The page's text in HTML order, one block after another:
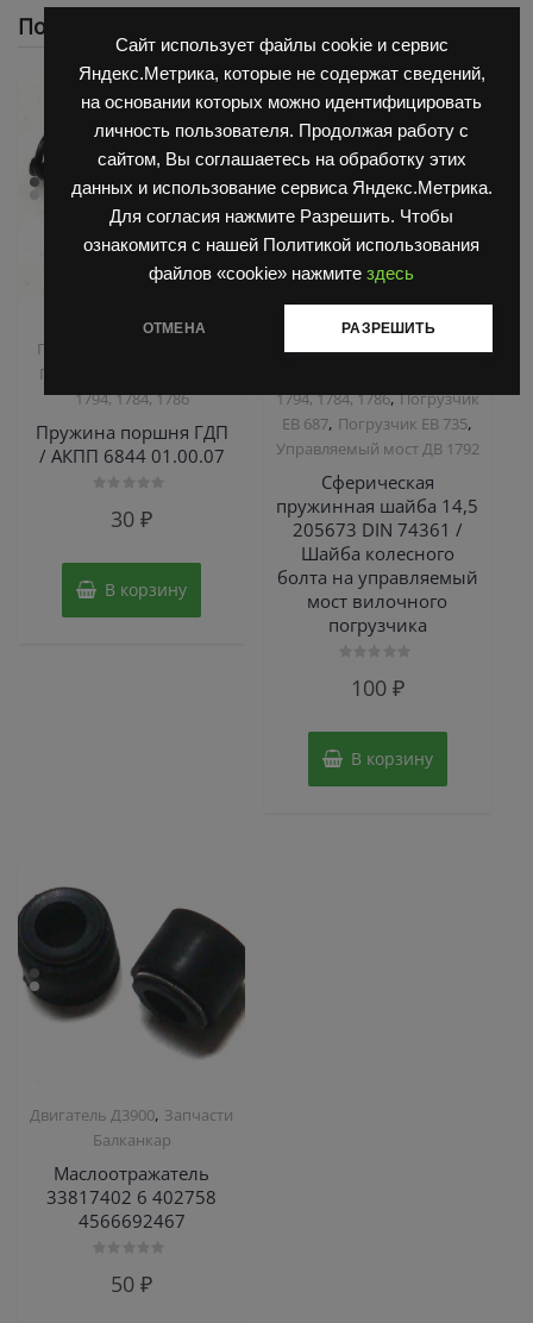
Сайт использует файлы cookie и сервис
Яндекс.Метрика, которые не содержат сведений,
на основании которых можно идентифицировать
личность пользователя. Продолжая работу с
сайтом, Вы соглашаетесь на обработку этих
данных и использование сервиса Яндекс.Метрика.
Для согласия нажмите Разрешить. Чтобы
ознакомится с нашей Политикой использования
файлов «cookie» нажмите здесь
ОТМЕНА РАЗРЕШИТЬ
Похожие
Запчасти Балканкар
Погрузчик ДВ 1661 , 1621
Погрузчик ДВ 1792, 1788,
1794, 1784, 1786
Пружина поршня ГДП
/ АКПП 6844 01.00.07
30₽
В корзину
Запчасти Балканкар
Погрузчик ДВ 1661 , 1621,
1794, 1784, 1786,Погрузчик
ЕВ 687, Погрузчик ЕВ 735,
Управляемый мост ДВ 1792
Сферическая
пружинная шайба 14,5
205673 DIN 74361 /
Шайба колесного
болта на управляемый
мост вилочного
погрузчика
100 ₽
В корзину
Двигатель Д3900, Запчасти
Балканкар
Маслоотражатель
33817402 6 402758
4566692467
50₽